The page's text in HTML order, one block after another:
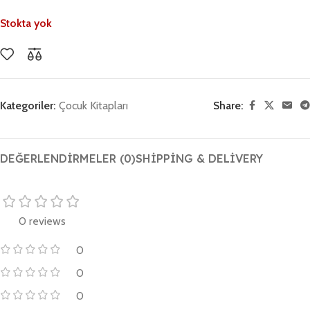
Stokta yok
Kategoriler: Çocuk Kitapları Share:
DEĞERLENDIRMELER (0)SHIPPING & DELIVERY
0 reviews
0
0
0